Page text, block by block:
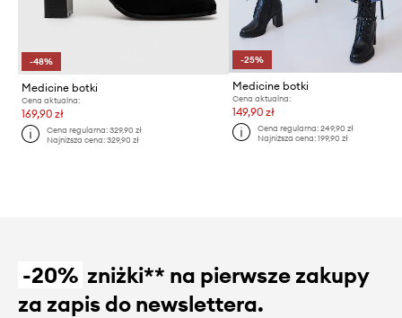
-48%
Medicine botki
Cena aktualna:
169,90 zł
Cena regularna:329,90 zł
Najniższa cena:329,90 zł
-25%
Medicine botki
Cena aktualna:
149,90 zł
Cena regularna: 249,90 zł
Najniższa cena: 199,90 zł
-20% zniżki** na pierwsze zakupy
za zapis do newslettera.